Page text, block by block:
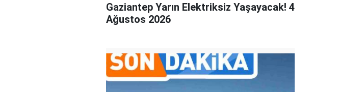
Gaziantep Yarın Elektriksiz Yaşayacak! 4
Ağustos 2026